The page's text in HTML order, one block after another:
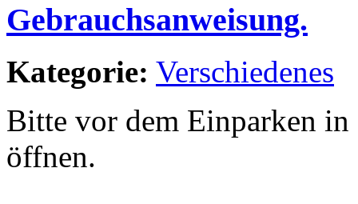
Gebrauchsanweisung.
Kategorie: Verschiedenes
Bitte vor dem Einparken in
öffnen.